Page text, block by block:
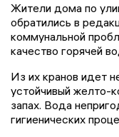
Жители дома по
обратились в
коммунальной
качество горячей
Из их кранов идет
устойчивый желто-
запах. Вода
гигиенических